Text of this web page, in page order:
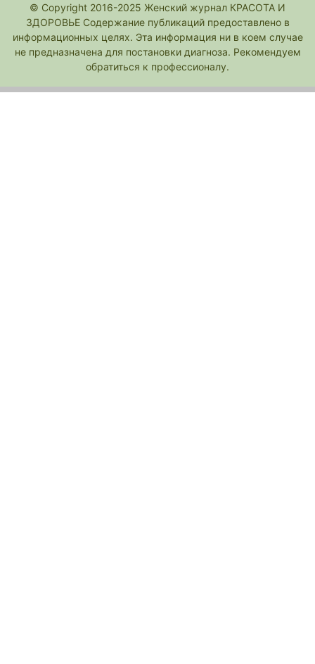
© Copyright 2016-2025 Женский журнал КРАСОТА И
ЗДОРОВЬЕ Содержание публикаций предоставлено в
информационных целях. Эта информация ни в коем случае
не предназначена для постановки диагноза. Рекомендуем
обратиться к профессионалу.